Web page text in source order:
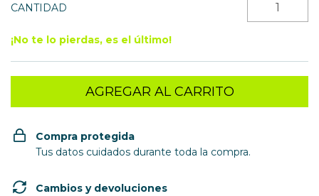
CANTIDAD
¡No te lo pierdas, es el último!
Compra protegida
Tus datos cuidados durante toda la compra.
Cambios y devoluciones